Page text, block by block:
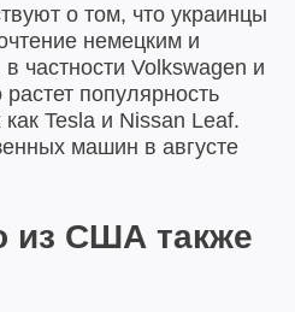
о том, что украинцы
немецким и
частности Volkswagen и
популярность
Tesla и Nissan Leaf.
машин в августе
из США также